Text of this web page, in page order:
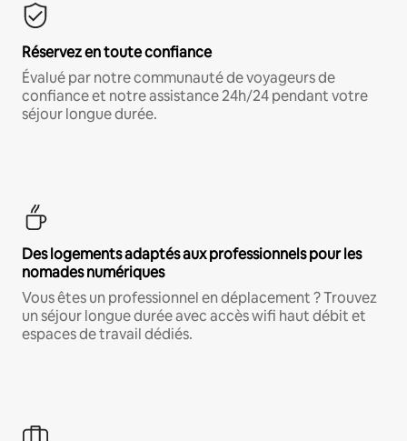
Réservez en toute confiance
Évalué par notre communauté de voyageurs de
confiance et notre assistance 24h/24 pendant votre
séjour longue durée.
Des logements adaptés aux professionnels pour les
nomades numériques
Vous êtes un professionnel en déplacement ? Trouvez
un séjour longue durée avec accès wifi haut débit et
espaces de travail dédiés.